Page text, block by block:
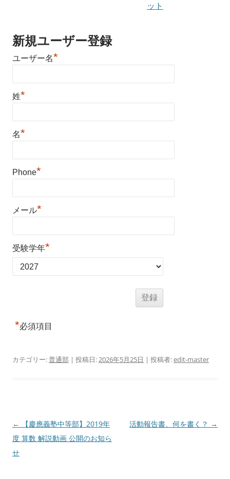
ット
新規ユーザー登録
ユーザー名*
姓*
名*
Phone*
メール*
受験学年*
*必須項目
カテゴリー:普通部 | 投稿日:2026年5月25日 | 投稿者:edit-master
投
稿
ナ
←
【慶應義塾中等部】2019年
度 算数 解説動画 公開のお知ら
せ
活動報告書、何を書く？ →